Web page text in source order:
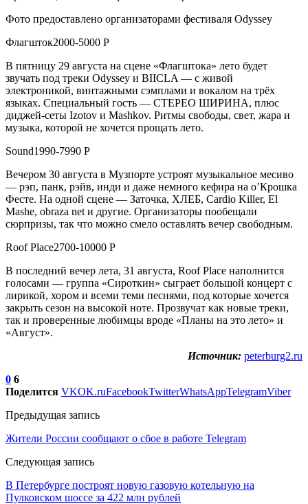
Фото предоставлено организаторами фестиваля Odyssey
Флагшток2000-5000 Р
В пятницу 29 августа на сцене «Флагштока» лето будет
звучать под треки Odyssey и BIICLA — с живой
электроникой, винтажными сэмплами и вокалом на трёх
языках. Специальный гость — СТЕРЕО ШИРИНА, плюс
диджей-сеты Izotov и Mashkov. Ритмы свободы, свет, жара и
музыка, которой не хочется прощать лето.
Sound1990-7990 Р
Вечером 30 августа в Музпорте устроят музыкальное месиво
— рэп, панк, рэйв, инди и даже немного кефира на о’Крошка
Фесте. На одной сцене — Заточка, ХЛЕБ, Cardio Killer, El
Mashe, obraza net и другие. Организаторы пообещали
сюрпризы, так что можно смело оставлять вечер свободным.
Roof Place2700-10000 Р
В последний вечер лета, 31 августа, Roof Place наполнится
голосами — группа «Сироткин» сыграет большой концерт с
лирикой, хором и всеми теми песнями, под которые хочется
закрыть сезон на высокой ноте. Прозвучат как новые треки,
так и проверенные любимцы вроде «Планы на это лето» и
«Август».
Источник: peterburg2.ru
0 6
Поделится VKOK.ruFacebookTwitterWhatsAppTelegramViber
Предыдущая запись
Жители России сообщают о сбое в работе Telegram
Следующая запись
В Петербурге построят новую газовую котельную на
Пулковском шоссе за 422 млн рублей